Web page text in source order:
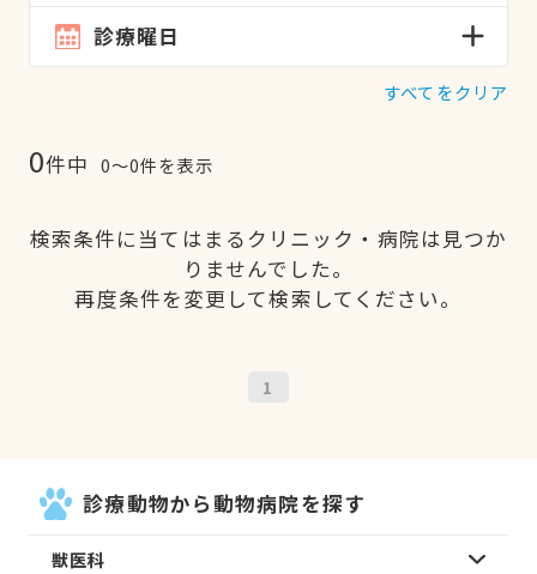
診療曜日
すべてをクリア
0件中 0〜0件を表示
検索条件に当てはまるクリニック・病院は見つか
りませんでした。
再度条件を変更して検索してください。
1
診療動物から動物病院を探す
獣医科